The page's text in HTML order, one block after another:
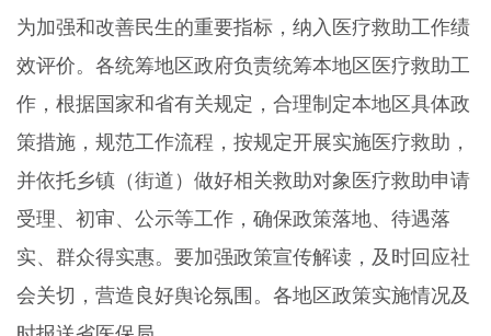
为加强和改善民生的重要指标，纳入医疗救助工作绩
效评价。各统筹地区政府负责统筹本地区医疗救助工
作，根据国家和省有关规定，合理制定本地区具体政
策措施，规范工作流程，按规定开展实施医疗救助，
并依托乡镇（街道）做好相关救助对象医疗救助申请
受理、初审、公示等工作，确保政策落地、待遇落
实、群众得实惠。要加强政策宣传解读，及时回应社
会关切，营造良好舆论氛围。各地区政策实施情况及